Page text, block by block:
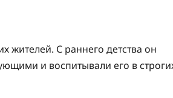
жителей. С раннего детства он
и воспитывали его в